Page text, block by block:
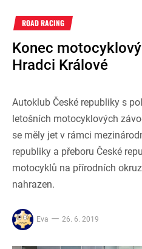
ROAD RACING
Konec
Hradci Králové
Autoklub České republiky s
letošních motocyklových
se měly jet v rámci
republiky a přeboru České
motocyklů na přírodních
nahrazen.
Eva 26. 6. 2019